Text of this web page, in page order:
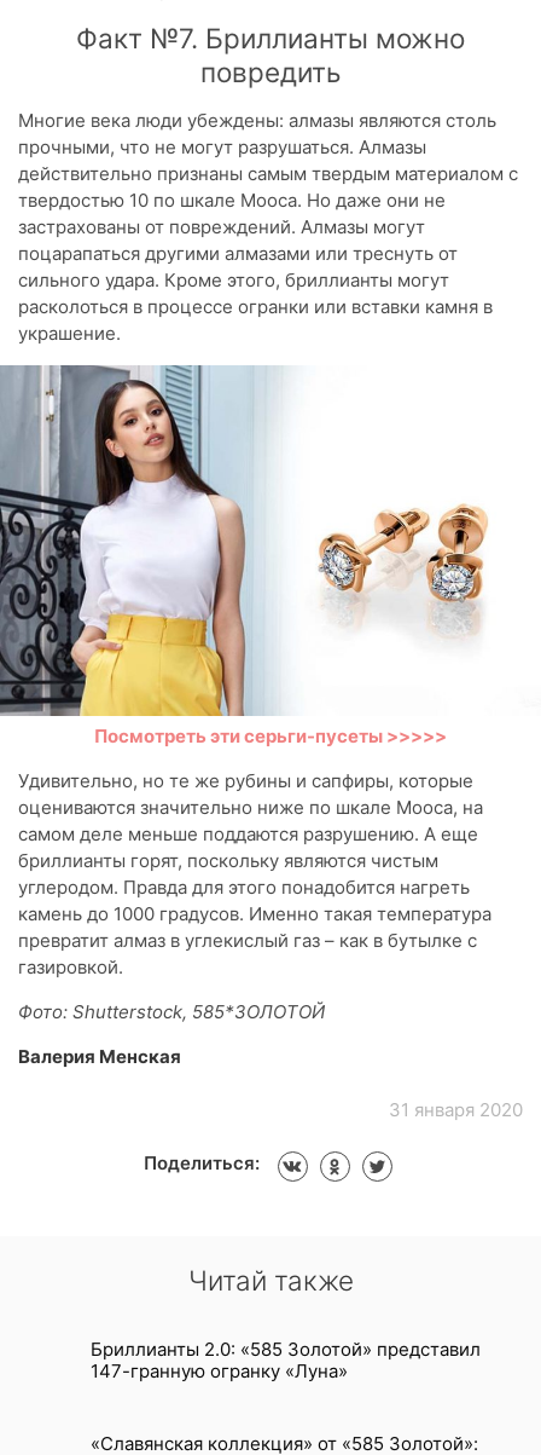
Факт №7. Бриллианты можно
повредить
Многие века люди убеждены: алмазы являются столь
прочными, что не могут разрушаться. Алмазы
действительно признаны самым твердым материалом с
твердостью 10 по шкале Мооса. Но даже они не
застрахованы от повреждений. Алмазы могут
поцарапаться другими алмазами или треснуть от
сильного удара. Кроме этого, бриллианты могут
расколоться в процессе огранки или вставки камня в
украшение.
Посмотреть эти серьги-пусеты >>>>>
Удивительно, но те же рубины и сапфиры, которые
оцениваются значительно ниже по шкале Мооса, на
самом деле меньше поддаются разрушению. А еще
бриллианты горят, поскольку являются чистым
углеродом. Правда для этого понадобится нагреть
камень до 1000 градусов. Именно такая температура
превратит алмаз в углекислый газ – как в бутылке с
газировкой.
Фото: Shutterstock, 585*ЗОЛОТОЙ
Валерия Менская
31 января 2020
Поделиться:
Читай также
Бриллианты 2.0: «585 Золотой» представил
147-гранную огранку «Луна»
«Славянская коллекция» от «585 Золотой»: